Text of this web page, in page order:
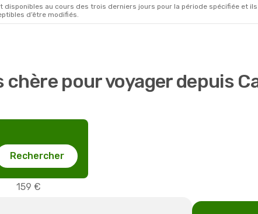
au cours des trois derniers jours pour la période spécifiée et
d’être modifiés.
chère pour voyager depuis
Rechercher
159 €